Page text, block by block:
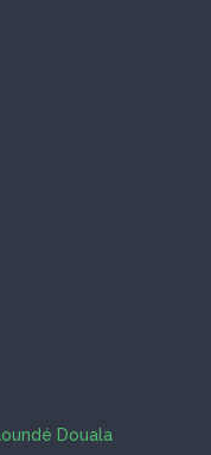
Douala